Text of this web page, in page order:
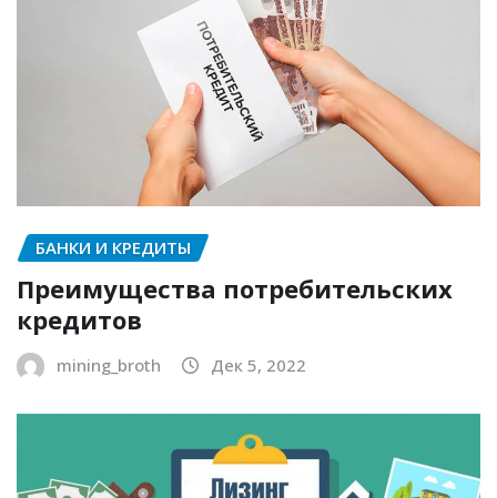
БАНКИ И КРЕДИТЫ
Преимущества потребительских
кредитов
mining_broth Дек 5, 2022